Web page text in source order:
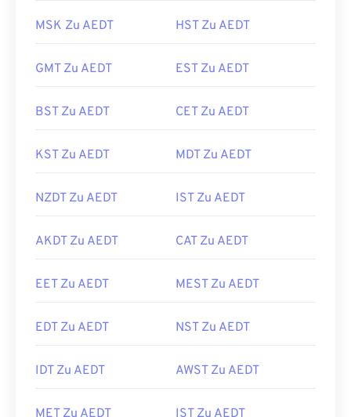
MSK Zu AEDT HST Zu AEDT
GMT Zu AEDT EST Zu AEDT
BST Zu AEDT CET Zu AEDT
KST Zu AEDT MDT Zu AEDT
NZDT Zu AEDT IST Zu AEDT
AKDT Zu AEDT CAT Zu AEDT
EET Zu AEDT MEST Zu AEDT
EDT Zu AEDT NST Zu AEDT
IDT Zu AEDT AWST Zu AEDT
MET Zu AEDT IST Zu AEDT